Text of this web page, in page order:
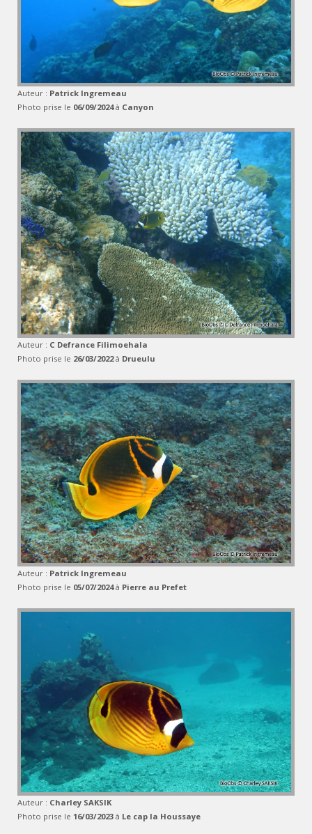
Auteur : Patrick Ingremeau
Photo prise le 06/09/2024à Canyon
Auteur : C Defrance Filimoehala
Photo prise le 26/03/2022à Drueulu
Auteur : Patrick Ingremeau
Photo prise le 05/07/2024à Pierre au Prefet
Auteur : Charley SAKSIK
Photo prise le 16/03/2023 à Le cap la Houssaye